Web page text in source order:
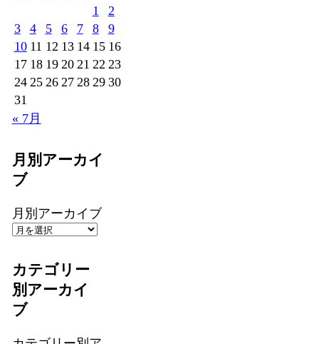
1
2
3
4 5 6 7 8
9
10 11 12 13 14 15 16
17 18 19 20 21 22 23
24 25 26 27 28 29 30
31
« 7月
月別アーカイ
ブ
月別アーカイブ
カテゴリー
別アーカイ
ブ